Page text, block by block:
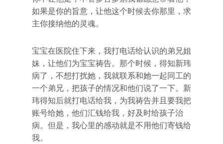
如果是你的旨意，让他这个时候去你那里，求
主你接纳他的灵魂。
宝宝在医院住下来，我打电话给认识的弟兄姐
妹，让他们为宝宝祷告。那个时候，得知新玮
病了，不想打扰她，我就联系和她一起同工的
一个弟兄，把孩子的情况和他们说了一下。新
玮得知后就打电话给我，为我祷告并且要我把
账号给她，他们汇钱给我，好及时给孩子治
病。但是，我心里的感动就是不用他们寄钱给
我。